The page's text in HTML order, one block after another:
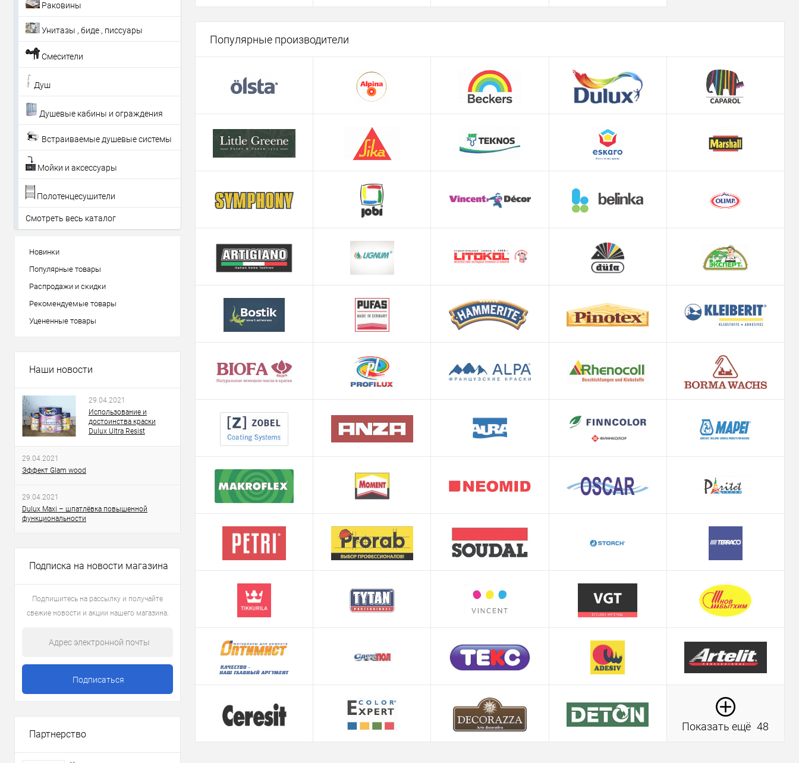
Раковины
Унитазы , биде , писсуары
Смесители
Душ
Душевые кабины и ограждения
Встраиваемые душевые системы
Мойки и аксессуары
Полотенцесушители
Смотреть весь каталог
Новинки
Популярные товары
Распродажи и скидки
Рекомендуемые товары
Уцененные товары
Наши новости
29.04.2021
Использование и
достоинства краски
Dulux Ultra Resist
29.04.2021
Эффект Glam wood
29.04.2021
Dulux Maxi – шпатлёвка повышенной
функциональности
Подписка на новости магазина
Подпишитесь на рассылку и получайте
свежие новости и акции нашего магазина.
Партнерство
Популярные производители
Показать ещё 48